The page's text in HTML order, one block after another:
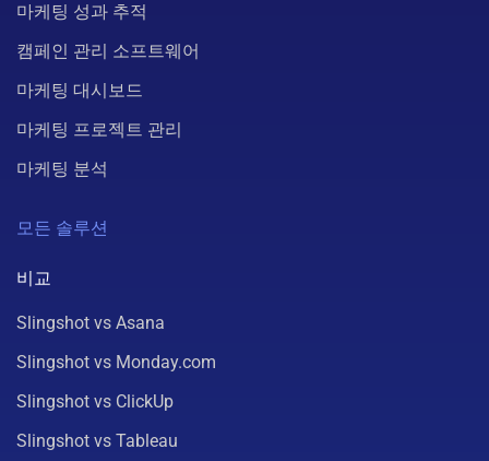
마케팅 성과 추적
캠페인 관리 소프트웨어
마케팅 대시보드
마케팅 프로젝트 관리
마케팅 분석
모든 솔루션
비교
Slingshot vs Asana
Slingshot vs Monday.com
Slingshot vs ClickUp
Slingshot vs Tableau